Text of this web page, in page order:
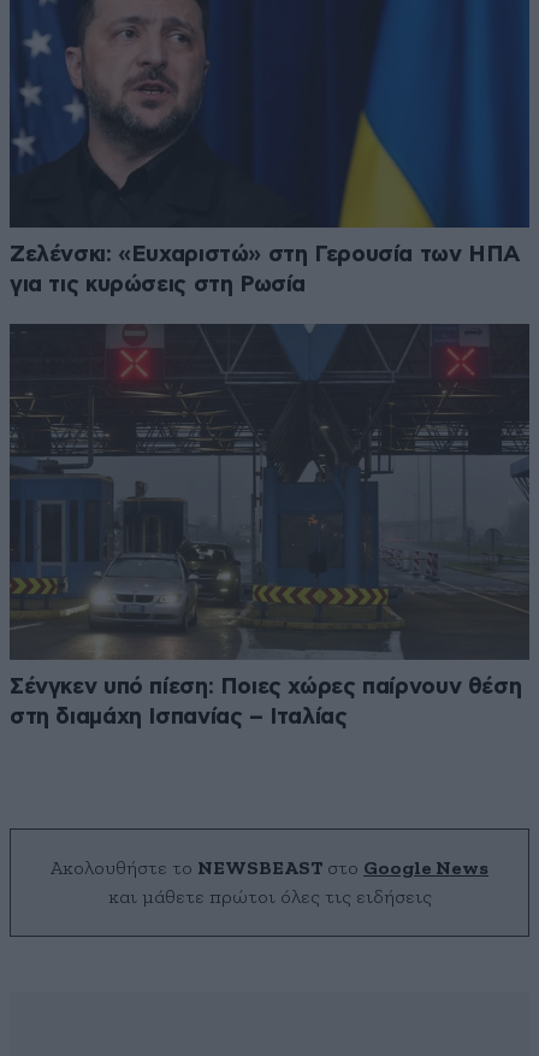
Ζελένσκι: «Ευχαριστώ» στη Γερουσία των ΗΠΑ
για τις κυρώσεις στη Ρωσία
Σένγκεν υπό πίεση: Ποιες χώρες παίρνουν θέση
στη διαμάχη Ισπανίας – Ιταλίας
Ακολουθήστε το NEWSBEAST στο Google News
και μάθετε πρώτοι όλες τις ειδήσεις